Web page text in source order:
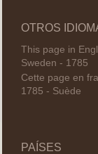
OTROS
This page in
Sweden - 1785
Cette page en
1785 - Suède
PAÍSES